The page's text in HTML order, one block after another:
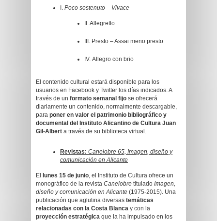
I. Poco sostenuto – Vivace
II. Allegretto
III. Presto – Assai meno presto
IV. Allegro con brio
El contenido cultural estará disponible para los
usuarios en Facebook y Twitter los días indicados. A
través de un formato semanal fijo se ofrecerá
diariamente un contenido, normalmente descargable,
para poner en valor el patrimonio bibliográfico y
documental del Instituto Alicantino de Cultura Juan
Gil-Albert a través de su biblioteca virtual.
Revistas: Canelobre 65, Imagen, diseño y
comunicación en Alicante
El lunes 15 de junio, el Instituto de Cultura ofrece un
monográfico de la revista Canelobre titulado Imagen,
diseño y comunicación en Alicante (1975-2015). Una
publicación que aglutina diversas temáticas
relacionadas con la Costa Blanca y con la
proyección estratégica que la ha impulsado en los